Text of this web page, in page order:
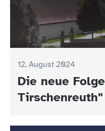
12. August 2024
Die neue